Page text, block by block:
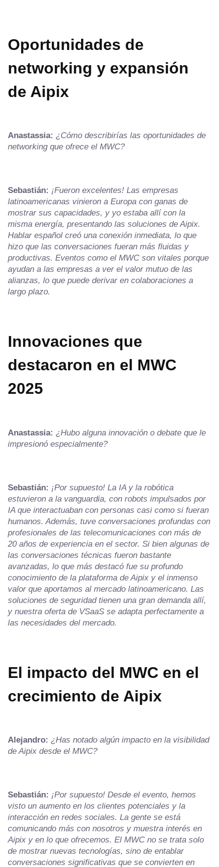
Oportunidades de
networking y expansión
de Aipix
Anastassia: ¿Cómo describirías las oportunidades de
networking que ofrece el MWC?
Sebastián: ¡Fueron excelentes! Las empresas
latinoamericanas vinieron a Europa con ganas de
mostrar sus capacidades, y yo estaba allí con la
misma energía, presentando las soluciones de Aipix.
Hablar español creó una conexión inmediata, lo que
hizo que las conversaciones fueran más fluidas y
productivas. Eventos como el MWC son vitales porque
ayudan a las empresas a ver el valor mutuo de las
alianzas, lo que puede derivar en colaboraciones a
largo plazo.
Innovaciones que
destacaron en el MWC
2025
Anastassia: ¿Hubo alguna innovación o debate que le
impresionó especialmente?
Sebastián: ¡Por supuesto! La IA y la robótica
estuvieron a la vanguardia, con robots impulsados por
IA que interactuaban con personas casi como si fueran
humanos. Además, tuve conversaciones profundas con
profesionales de las telecomunicaciones con más de
20 años de experiencia en el sector. Si bien algunas de
las conversaciones técnicas fueron bastante
avanzadas, lo que más destacó fue su profundo
conocimiento de la plataforma de Aipix y el inmenso
valor que aportamos al mercado latinoamericano. Las
soluciones de seguridad tienen una gran demanda allí,
y nuestra oferta de VSaaS se adapta perfectamente a
las necesidades del mercado.
El impacto del MWC en el
crecimiento de Aipix
Alejandro: ¿Has notado algún impacto en la visibilidad
de Aipix desde el MWC?
Sebastián: ¡Por supuesto! Desde el evento, hemos
visto un aumento en los clientes potenciales y la
interacción en redes sociales. La gente se está
comunicando más con nosotros y muestra interés en
Aipix y en lo que ofrecemos. El MWC no se trata solo
de mostrar nuevas tecnologías, sino de entablar
conversaciones significativas que se convierten en